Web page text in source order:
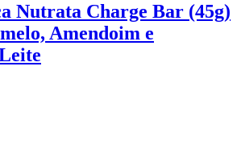
Nutrata Charge Bar (45g)
Amendoim e